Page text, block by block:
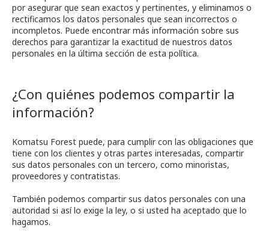
por asegurar que sean exactos y pertinentes, y eliminamos o
rectificamos los datos personales que sean incorrectos o
incompletos. Puede encontrar más información sobre sus
derechos para garantizar la exactitud de nuestros datos
personales en la última sección de esta política.
¿Con quiénes podemos compartir la
información?
Komatsu Forest puede, para cumplir con las obligaciones que
tiene con los clientes y otras partes interesadas, compartir
sus datos personales con un tercero, como minoristas,
proveedores y contratistas.
También podemos compartir sus datos personales con una
autoridad si así lo exige la ley, o si usted ha aceptado que lo
hagamos.